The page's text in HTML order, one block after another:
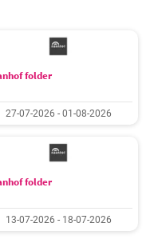
folder
27-07-2026 - 01-08-2026
folder
13-07-2026 - 18-07-2026